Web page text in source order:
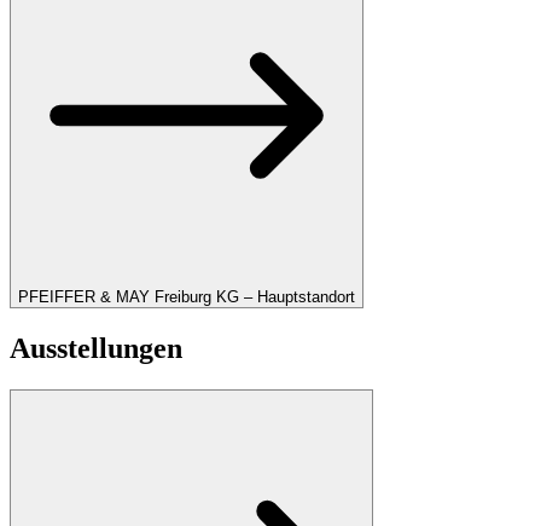
PFEIFFER & MAY Freiburg KG – Hauptstandort
Ausstellungen